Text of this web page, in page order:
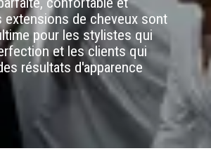
extensions de cheveux sont
pour les stylistes qui
et les clients qui
résultats d'apparence